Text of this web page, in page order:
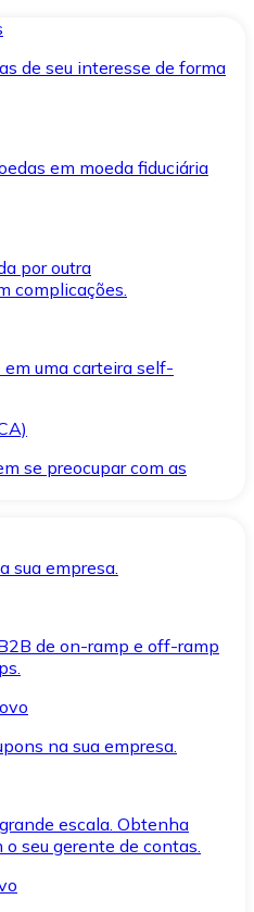
de seu interesse de forma
em moeda fiduciária
por outra
complicações.
uma carteira self-
se preocupar com as
sua empresa.
de on-ramp e off-ramp
na sua empresa.
escala. Obtenha
seu gerente de contas.